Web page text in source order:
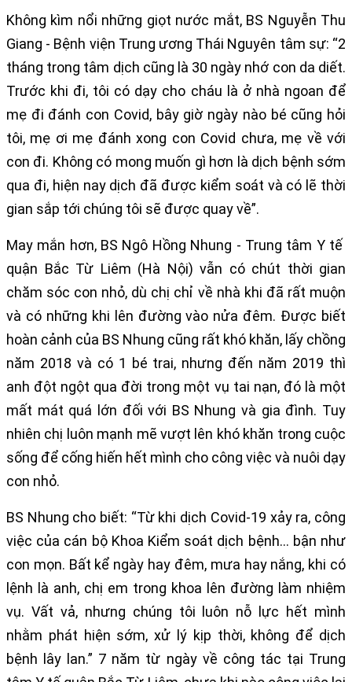
Không kìm nổi những giọt nước mắt, BS Nguyễn Thu
Giang - Bệnh viện Trung ương Thái Nguyên tâm sự: “2
tháng trong tâm dịch cũng là 30 ngày nhớ con da diết.
Trước khi đi, tôi có dạy cho cháu là ở nhà ngoan để
mẹ đi đánh con Covid, bây giờ ngày nào bé cũng hỏi
tôi, mẹ ơi mẹ đánh xong con Covid chưa, mẹ về với
con đi. Không có mong muốn gì hơn là dịch bệnh sớm
qua đi, hiện nay dịch đã được kiểm soát và có lẽ thời
gian sắp tới chúng tôi sẽ được quay về”.
May mắn hơn, BS Ngô Hồng Nhung - Trung tâm Y tế
quận Bắc Từ Liêm (Hà Nội) vẫn có chút thời gian
chăm sóc con nhỏ, dù chị chỉ về nhà khi đã rất muộn
và có những khi lên đường vào nửa đêm. Được biết
hoàn cảnh của BS Nhung cũng rất khó khăn, lấy chồng
năm 2018 và có 1 bé trai, nhưng đến năm 2019 thì
anh đột ngột qua đời trong một vụ tai nạn, đó là một
mất mát quá lớn đối với BS Nhung và gia đình. Tuy
nhiên chị luôn mạnh mẽ vượt lên khó khăn trong cuộc
sống để cống hiến hết mình cho công việc và nuôi dạy
con nhỏ.
BS Nhung cho biết: “Từ khi dịch Covid-19 xảy ra, công
việc của cán bộ Khoa Kiểm soát dịch bệnh… bận như
con mọn. Bất kể ngày hay đêm, mưa hay nắng, khi có
lệnh là anh, chị em trong khoa lên đường làm nhiệm
vụ. Vất vả, nhưng chúng tôi luôn nỗ lực hết mình
nhằm phát hiện sớm, xử lý kịp thời, không để dịch
bệnh lây lan.” 7 năm từ ngày về công tác tại Trung